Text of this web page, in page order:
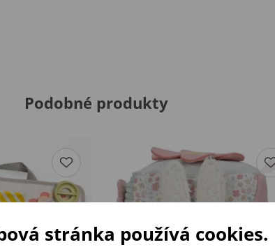
Podobné produkty
stránka používá cookies.